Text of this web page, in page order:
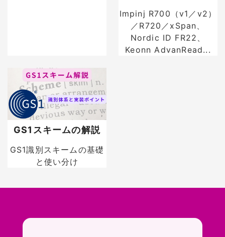
Impinj R700（v1／v2）
／R720／xSpan、
Nordic ID FR22、
Keonn AdvanRead...
GS1スキームの解説
GS1識別スキームの基礎
と使い分け